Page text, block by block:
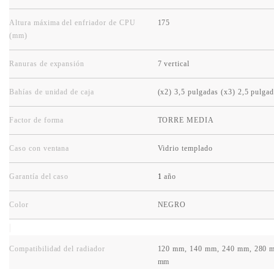
Altura máxima del enfriador de CPU
(mm)
175
Ranuras de expansión 7 vertical
Bahías de unidad de caja (x2) 3,5 pulgadas (x3) 2,5
Factor de forma TORRE MEDIA
Caso con ventana Vidrio templado
Garantía del caso 1 año
Color NEGRO
Compatibilidad del radiador
120 mm, 140 mm, 240 mm, 280
mm